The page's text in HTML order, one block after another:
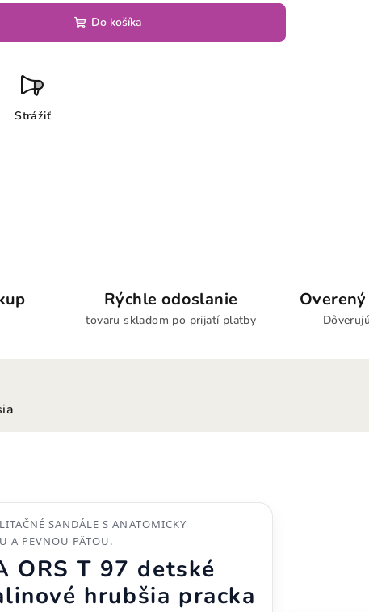
Do košíka
Strážiť
Rýchle odoslanie
tovaru skladom po prijatí platby
SANDÁLE S ANATOMICKY
A PEVNOU PÄTOU.
ORS T 97 detské
hrubšia pracka